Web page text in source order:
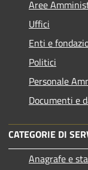
Aree
Uffici
Enti e
Politici
Personale
Documenti e
CATEGORIE DI
Anagrafe e